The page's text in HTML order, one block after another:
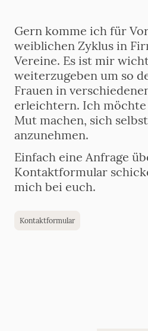
Gern komme ich für
weiblichen Zyklus in
Vereine. Es ist mir
weiterzugeben um so
Frauen in
erleichtern. Ich
Mut machen, sich
anzunehmen.
Einfach eine Anfrage
Kontaktformular
mich bei euch.
Kontaktformular